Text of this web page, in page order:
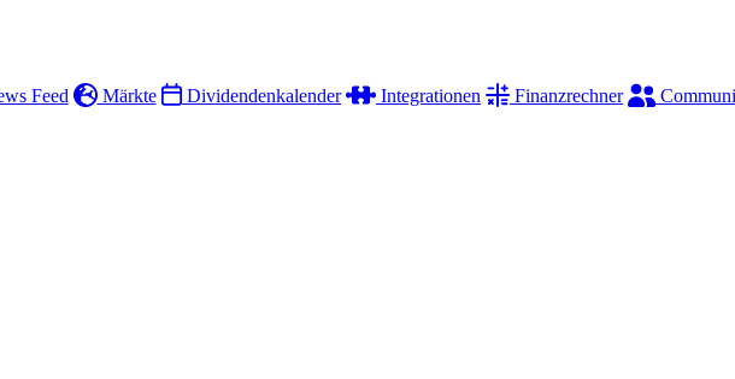
Feed Märkte Dividendenkalender Integrationen Finanzrechner